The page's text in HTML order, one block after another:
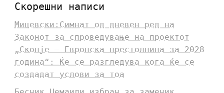
Скорешни написи
Мицевски:Симнат од дневен ред на
Законот за спроведување на проектот
„Скопје – Европска престолнина за 2028
година“: Ќе се разгледува кога ќе се
создадат услови за тоа